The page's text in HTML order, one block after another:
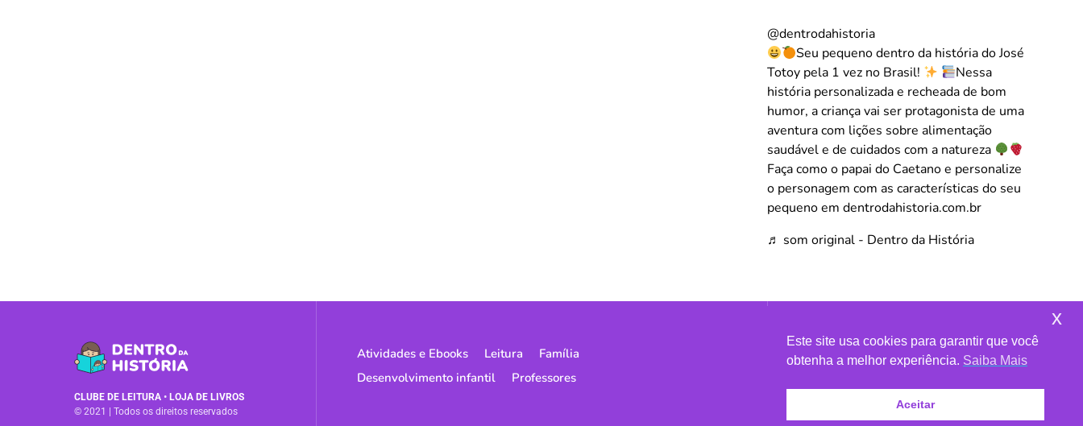
@dentrodahistoria
Seu pequeno dentro da história do José
Totoy pela 1 vez no Brasil!
Nessa
história personalizada e recheada de bom
humor, a criança vai ser protagonista de uma
aventura com lições sobre alimentação
saudável e de cuidados com a natureza
Faça como o papai do Caetano e personalize
o personagem com as características do seu
pequeno em dentrodahistoria.com.br
♬ som original - Dentro da História
CLUBE DE LEITURA • LOJA DE LIVROS
© 2021 | Todos os direitos reservados
Atividades e Ebooks Leitura
Família
Desenvolvimento infantil
Professores
Este site usa cookies para garantir que você
obtenha a melhor experiência. Saiba Mais
Aceitar
x